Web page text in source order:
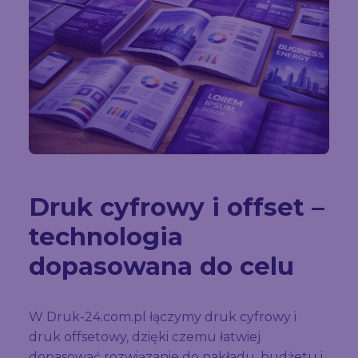
Druk cyfrowy i offset –
technologia
dopasowana do celu
W Druk-24.com.pl łączymy druk cyfrowy i
druk offsetowy, dzięki czemu łatwiej